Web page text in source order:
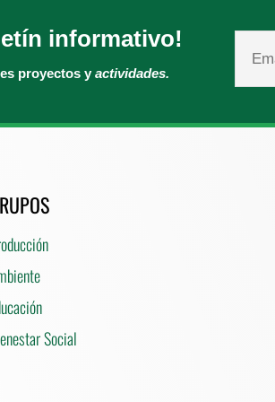
informativo!
proyectos y actividades.
Social